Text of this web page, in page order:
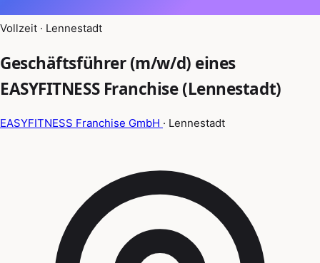
Vollzeit · Lennestadt
Geschäftsführer (m/w/d) eines
EASYFITNESS Franchise (Lennestadt)
EASYFITNESS Franchise GmbH · Lennestadt